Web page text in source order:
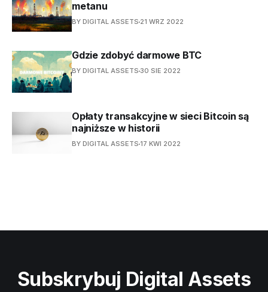
metanu
BY DIGITAL ASSETS 21 WRZ 2022
Gdzie zdobyć darmowe BTC
BY DIGITAL ASSETS 30 SIE 2022
Opłaty transakcyjne w sieci Bitcoin są
najniższe w historii
BY DIGITAL ASSETS 17 KWI 2022
Subskrybuj Digital Assets